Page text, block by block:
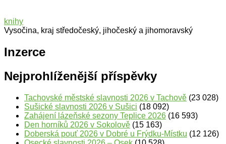
knihy
Vysočina, kraj středočeský, jihočeský a jihomoravský
Inzerce
Nejprohlíženější příspěvky
Tachovské městské slavnosti 2026 v Tachově (23 028)
Sušické slavnosti 2026 v Sušici (18 092)
Zahájení lázeňské sezony Teplice 2026 (16 593)
Den horníků 2026 v Sokolově (15 163)
Doberská pouť 2026 v Dobré u Frýdku-Místku (12 126)